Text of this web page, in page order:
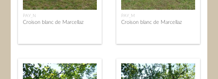
PAY_N
Croison blanc de Marcellaz
PAY_M
Croison blanc de Marcellaz